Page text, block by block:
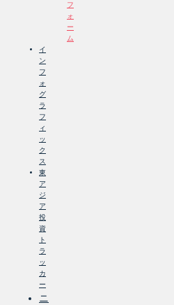
フ
ォ
ー
ム
イ
ン
フ
ォ
グ
ラ
フ
ィ
ッ
ク
ス
東
ア
ジ
ア
投
資
ト
ラ
ッ
カ
ー
ニ